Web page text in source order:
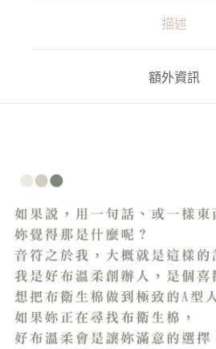
描述
額外資訊